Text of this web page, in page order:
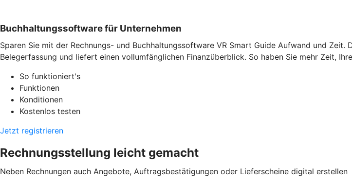
Buchhaltungssoftware für Unternehmen
Sparen Sie mit der Rechnungs- und Buchhaltungssoftware VR Smart Guide Aufwand und
Belegerfassung und liefert einen vollumfänglichen Finanzüberblick. So haben Sie mehr Zeit,
So funktioniert's
Funktionen
Konditionen
Kostenlos testen
Jetzt registrieren
Rechnungsstellung leicht gemacht
Neben Rechnungen auch Angebote, Auftragsbestätigungen oder Lieferscheine digital erstellen